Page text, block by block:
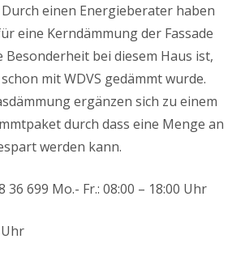
einen Energieberater haben
eine Kerndämmung der Fassade
Besonderheit bei diesem Haus ist,
mit WDVS gedämmt wurde.
ergänzen sich zu einem
durch dass eine Menge an
werden kann.
36 699 Mo.- Fr.: 08:00 – 18:00 Uhr
Uhr